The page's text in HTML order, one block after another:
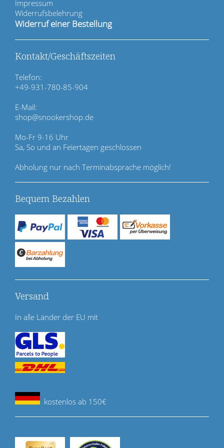
a
t
i
n
ü
b
e
r
s
p
r
i
n
g
e
n
Impressum
Widerrufsbelehrung
Widerruf einer Bestellung
Kontakt/Geschäftszeiten
Telefon:
+49-931-780-85-904
E-Mail:
shop@snookershop.de
Mo-Fr 9-16 Uhr
Sa, So und an Feiertagen geschlossen
Abholung nur nach Terminabsprache möglich!
Bequem Bezahlen
Versand
In alle Länder der EU mit
kostenlos ab 150€